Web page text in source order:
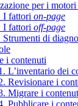
per i
I fattori on-page
I fattori off-page
Strumenti di
i contenuti
L’inventario dei
Revisionare i
Migrare i
Pubblicare i